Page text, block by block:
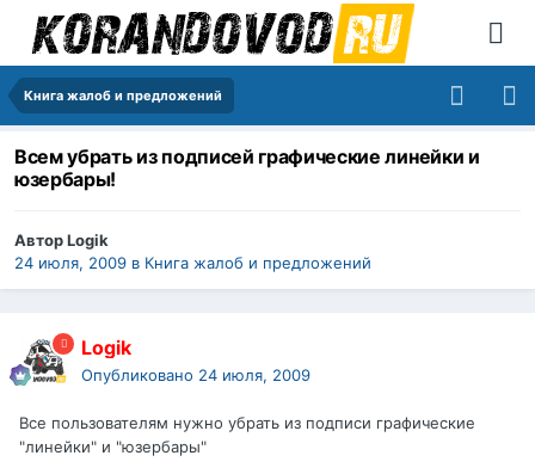
Книга жалоб и предложений
Всем убрать из подписей графические линейки и
юзербары!
АвторLogik
24 июля, 2009 в Книга жалоб и предложений
Logik
Опубликовано 24 июля, 2009
Все пользователям нужно убрать из подписи графические
"линейки" и "юзербары"